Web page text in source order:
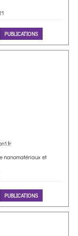
PUBLICATIONS
nanomatériaux et
PUBLICATIONS